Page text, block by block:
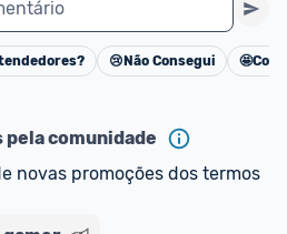
Cancelar
😢 Não Consegui 🤩
comunidade
novas promoções dos termos